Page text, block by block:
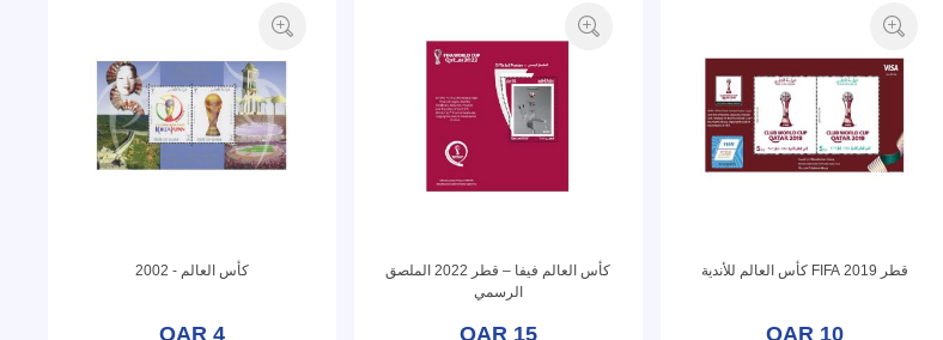
قطر 2019 FIFA كأس العالم للأندية
QAR 10
كأس العالم فيفا – قطر 2022 الملصق
الرسمي
QAR 15
كأس العالم - 2002
QAR 4